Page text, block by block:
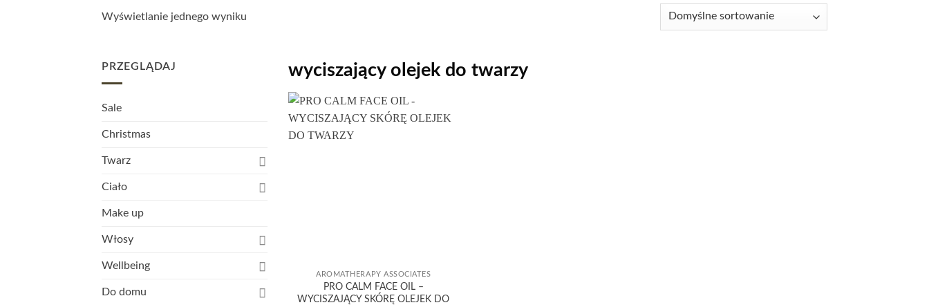
Wyświetlanie jednego wyniku
PRZEGLĄDAJ
Sale
Christmas
Twarz
Ciało
Make up
Włosy
Wellbeing
Do domu
wyciszający olejek do twarzy
AROMATHERAPY ASSOCIATES
PRO CALM FACE OIL –
WYCISZAJĄCY SKÓRĘ OLEJEK DO